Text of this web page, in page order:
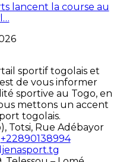
lancent la course au
sportif togolais et
de vous informer
sportive au Togo, en
mettons un accent
togolais.
Totsi, Rue Adébayor
+22890138994